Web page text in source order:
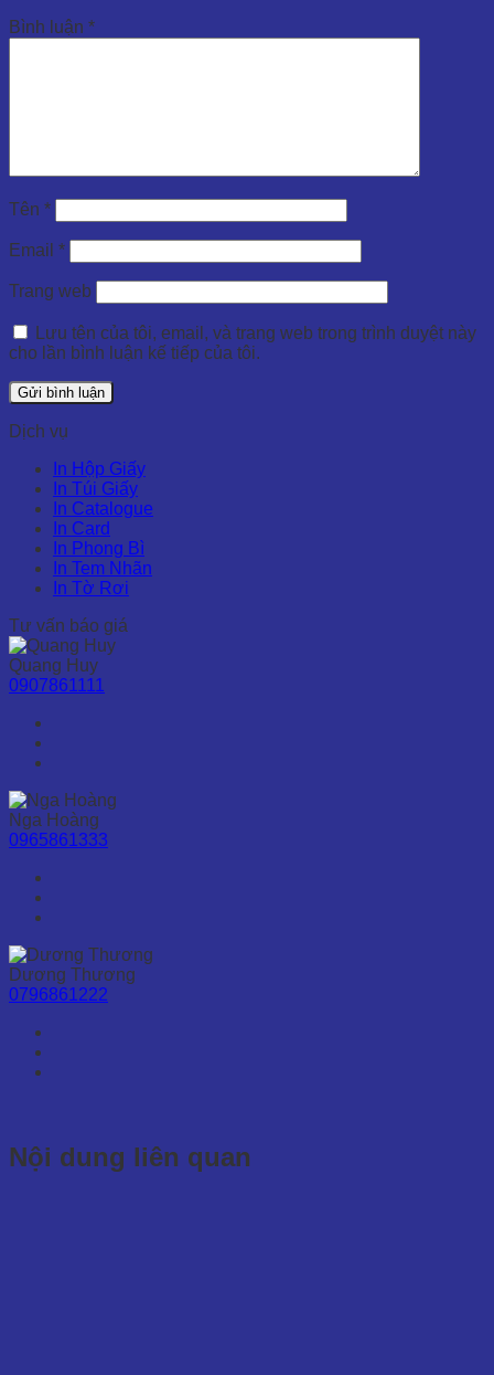
Bình luận *
Tên *
Email *
Trang web
Lưu tên của tôi, email, và trang web trong trình duyệt này
cho lần bình luận kế tiếp của tôi.
Dịch vụ
In Hộp Giấy
In Túi Giấy
In Catalogue
In Card
In Phong Bì
In Tem Nhãn
In Tờ Rơi
Tư vấn báo giá
Quang Huy
0907861111
Nga Hoàng
0965861333
Dương Thương
0796861222
Nội dung liên quan